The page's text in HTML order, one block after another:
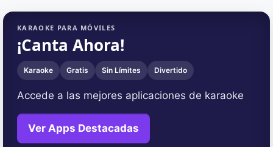
KARAOKE PARA MÓVILES
¡Canta Ahora!
Karaoke Gratis Sin Límites Divertido
Accede a las mejores aplicaciones de karaoke
Ver Apps Destacadas